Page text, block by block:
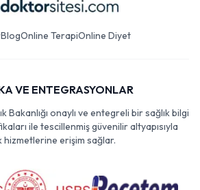
BlogOnline TerapiOnline Diyet
VE ENTEGRASYONLAR
Bakanlığı onaylı ve entegreli bir sağlık bilgi
ile tescillenmiş güvenilir altyapısıyla
hizmetlerine erişim sağlar.